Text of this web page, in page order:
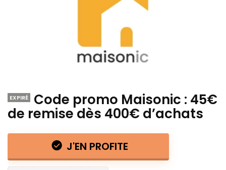
EXPIRÉ Code promo Maisonic : 45€
de remise dès 400€ d’achats
J'EN PROFITE